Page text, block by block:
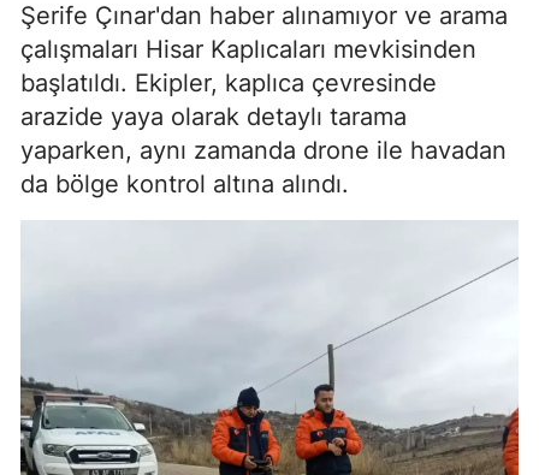
Şerife Çınar'dan haber alınamıyor ve arama
çalışmaları Hisar Kaplıcaları mevkisinden
başlatıldı. Ekipler, kaplıca çevresinde
arazide yaya olarak detaylı tarama
yaparken, aynı zamanda drone ile havadan
da bölge kontrol altına alındı.